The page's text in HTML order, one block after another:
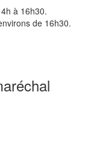
à 16h30.
de 16h30.